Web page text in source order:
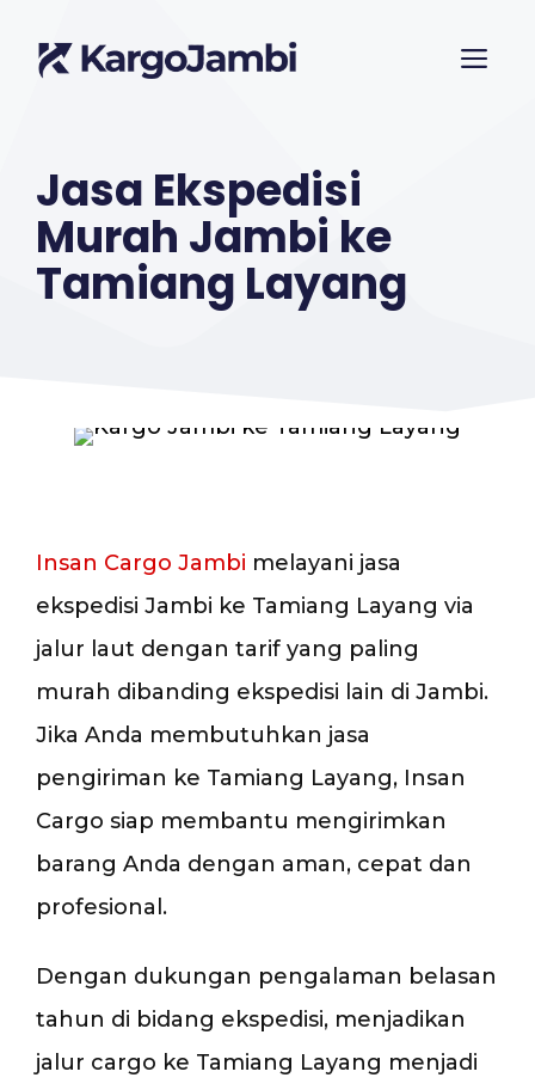
Jasa Ekspedisi
Murah Jambi ke
Tamiang Layang
Insan Cargo Jambi melayani jasa
ekspedisi Jambi ke Tamiang Layang via
jalur laut dengan tarif yang paling
murah dibanding ekspedisi lain di Jambi.
Jika Anda membutuhkan jasa
pengiriman ke Tamiang Layang, Insan
Cargo siap membantu mengirimkan
barang Anda dengan aman, cepat dan
profesional.
Dengan dukungan pengalaman belasan
tahun di bidang ekspedisi, menjadikan
jalur cargo ke Tamiang Layang menjadi